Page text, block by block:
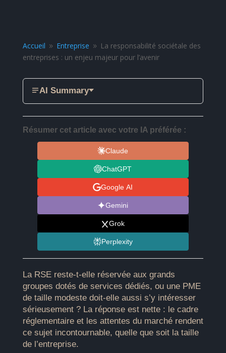
Accueil 9 Entreprise 9
La responsabilité sociétale des
entreprises : un enjeu majeur pour l’avenir
AI Summary
Résumer cet article avec votre IA préférée :
Claude
ChatGPT
Google AI
Gemini
Grok
Perplexity
La RSE reste-t-elle réservée aux grands
groupes dotés de services dédiés, ou une PME
de taille modeste doit-elle aussi s’y intéresser
sérieusement ? La réponse est nette : le cadre
réglementaire et les attentes du marché rendent
ce sujet incontournable, quelle que soit la taille
de l’entreprise.